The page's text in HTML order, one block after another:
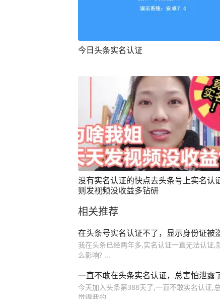
今日头条实名认证
没有实名认证的快点去头条号上实名认
则发视频没收益多钻研
相关推荐
在头条号实名认证不了，显示身份证被
我在头条已经两年多,实名认证一直无法认证
么影响? ...
一直不敢在头条实名认证，总害怕泄露
今天加入头条第388天了,一直不敢实名认证,